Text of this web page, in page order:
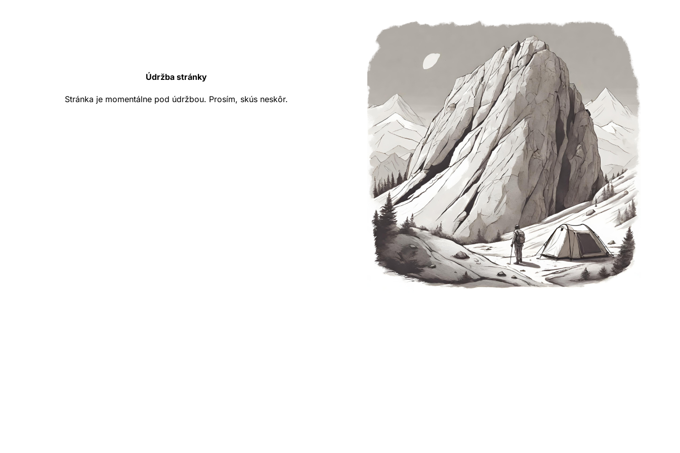
Údržba stránky
Stránka je momentálne pod údržbou. Prosím, skús neskôr.